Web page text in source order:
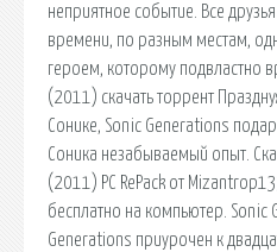
неприятное событие. Все
времени, по разным местам,
героем, которому подвластно
(2011) скачать торрент
Сонике, Sonic Generations
Соника незабываемый опыт.
(2011) PC RePack от
бесплатно на компьютер.
Generations приурочен к